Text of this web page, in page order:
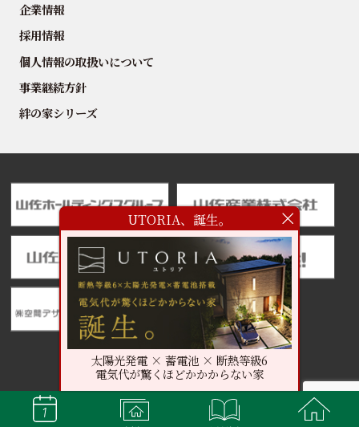
企業情報
採用情報
個人情報の取扱いについて
事業継続方針
絆の家シリーズ
UTORIA、誕生。
太陽光発電 × 蓄電池 × 断熱等級6
電気代が驚くほどかかからない家